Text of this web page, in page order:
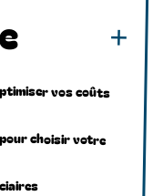
vos coûts
choisir votre